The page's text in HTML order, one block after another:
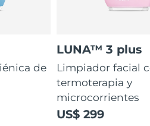
de
LUNA™ 3 plus
Limpiador facial
termoterapia y
microcorrientes
US$ 299